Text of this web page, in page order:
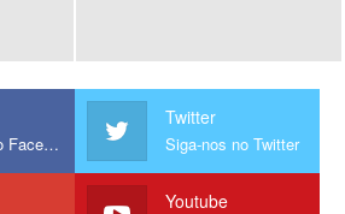
Siga-nos no Facebook
Twitter
Siga-nos no Twitter
Youtube